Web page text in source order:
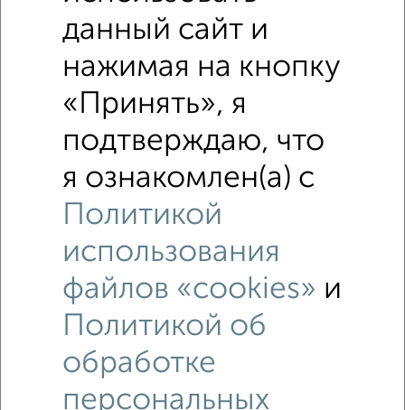
Комната в общежитии, 14м², 4/4 этаж
мкр. Москвич, Мирная 10
Комната в 3-к квартире, 27м², 2/2 этаж
1 500 000₽ 55 600₽за м²
мкр. Красная Поляна, Зелёная 32
данный сайт и
нажимая на кнопку
«Принять», я
подтверждаю, что
я ознакомлен(а) с
Политикой
использования
файлов «cookies» и
Политикой об
обработке
персональных